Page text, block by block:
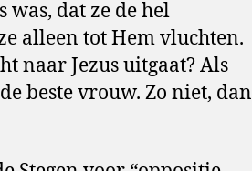
dat ze de hel
alleen tot Hem vluchten.
naar Jezus uitgaat? Als
beste vrouw. Zo niet, dan